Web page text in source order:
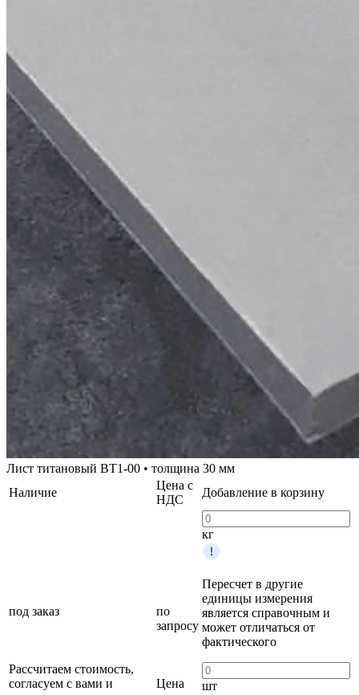
Лист титановый ВТ1-00 • толщина 30 мм
Наличие
Цена с
НДС
Добавление в корзину
под заказ
Рассчитаем стоимость,
согласуем с вами и
по
запросу
Цена
кг
Пересчет в другие
единицы измерения
является справочным и
может отличаться от
фактического
шт